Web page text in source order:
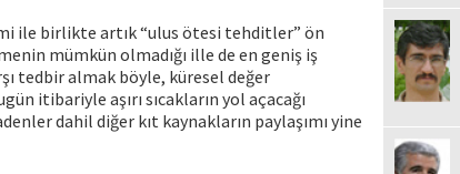
ile birlikte artık “ulus ötesi tehditler” ön
mümkün olmadığı ille de en geniş iş
tedbir almak böyle, küresel değer
itibariyle aşırı sıcakların yol açacağı
dahil diğer kıt kaynakların paylaşımı yine